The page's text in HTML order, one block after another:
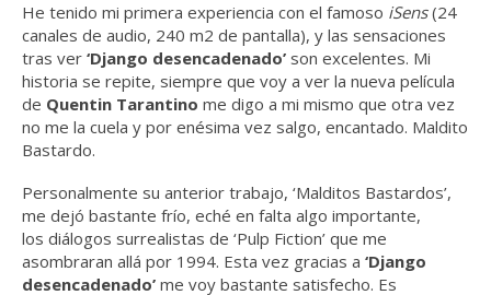
He tenido mi primera experiencia con el famoso iSens(24
canales de audio, 240 m2 de pantalla), y las sensaciones
tras ver ‘Django desencadenado’ son excelentes. Mi
historia se repite, siempre que voy a ver la nueva película
de Quentin Tarantino me digo a mi mismo que otra vez
no me la cuela y por enésima vez salgo, encantado. Maldito
Bastardo.
Personalmente su anterior trabajo, ‘Malditos Bastardos’,
me dejó bastante frío, eché en falta algo importante,
los diálogos surrealistas de ‘Pulp Fiction’ que me
asombraran allá por 1994. Esta vez gracias a ‘Django
desencadenado’ me voy bastante satisfecho. Es